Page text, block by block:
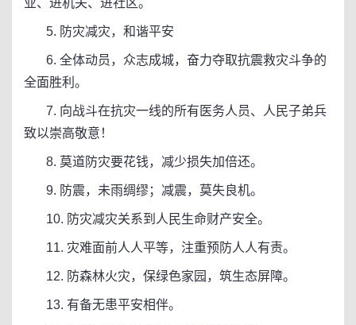
业、进机关、进社区。
5. 防灾减灾，和谐平安
6. 全体动员，众志成城，奋力夺取抗震救灾斗争的
全面胜利。
7. 向战斗在抗灾一线的所有医务人员、人民子弟兵
致以崇高敬意！
8. 莫道防灾要花钱，减少损失加倍还。
9. 防震，未雨绸缪；减震，莫失良机。
10. 防灾减灾关系到人民生命财产安全。
11. 灾难面前人人平等，注重预防人人有责。
12. 防森林火灾，保绿色家园，筑生态屏障。
13. 有备无患平安相伴。